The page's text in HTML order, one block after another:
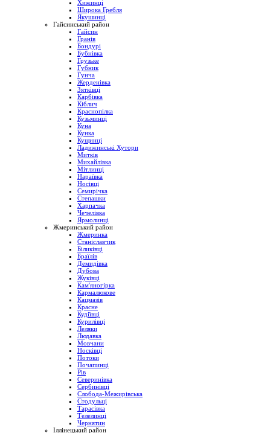
Хижинці
Широка Гребля
Якушинці
Гайсинський район
Гайсин
Гранів
Бондурі
Бубнівка
Грузьке
Губник
Гунча
Жерденівка
Зятківці
Карбівка
Кіблич
Краснопілка
Кузьминці
Куна
Кунка
Кущинці
Ладижинські Хутори
Митків
Михайлівка
Мітлинці
Нараївка
Носівці
Семирічка
Степашки
Харпачка
Чечелівка
Ярмолинці
Жмеринський район
Жмеринка
Станіславчик
Біликівці
Браїлів
Демидівка
Дубова
Жуківці
Кам'яногірка
Кармалюкове
Кацмазів
Красне
Кудіївці
Курилівці
Леляки
Людавка
Мовчани
Носківці
Потоки
Почапинці
Рів
Северинівка
Сербинівці
Слобода-Межирівська
Стодульці
Тарасівка
Телелинці
Чернятин
Іллінецький район